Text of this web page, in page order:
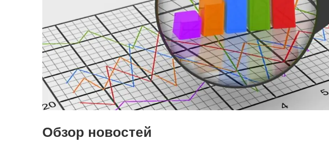
Обзор новостей